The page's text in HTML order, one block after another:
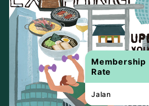
Membership
Rate
Jalan